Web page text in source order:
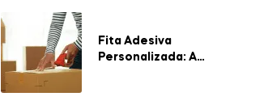
Fita Adesiva
Personalizada: A